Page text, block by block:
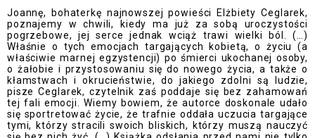
Joannę, bohaterkę najnowszej powieści Elżbiety Ceglarek,
poznajemy w chwili, kiedy ma już za sobą uroczystości
pogrzebowe, jej serce jednak wciąż trawi wielki ból. (…)
Właśnie o tych emocjach targających kobietą, o życiu (a
właściwie marnej egzystencji) po śmierci ukochanej osoby,
o żałobie i przystosowaniu się do nowego życia, a także o
kłamstwach i okrucieństwie, do jakiego zdolni są ludzie,
pisze Ceglarek, czytelnik zaś poddaje się bez zahamowań
tej fali emocji. Wiemy bowiem, że autorce doskonale udało
się sportretować życie, że trafnie oddała uczucia targające
tymi, którzy stracili swoich bliskich, którzy muszą nauczyć